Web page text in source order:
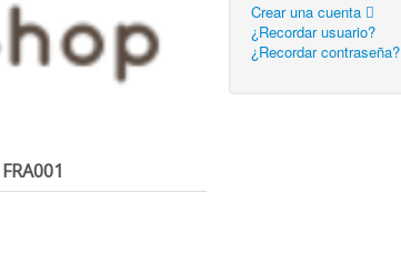
FRA001
Crear una cuenta
¿Recordar usuario?
¿Recordar contraseña?